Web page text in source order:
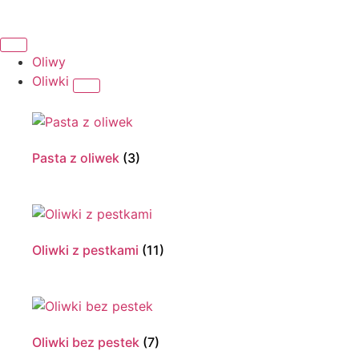
Oliwy
Oliwki
Pasta z oliwek (3)
Oliwki z pestkami (11)
Oliwki bez pestek (7)